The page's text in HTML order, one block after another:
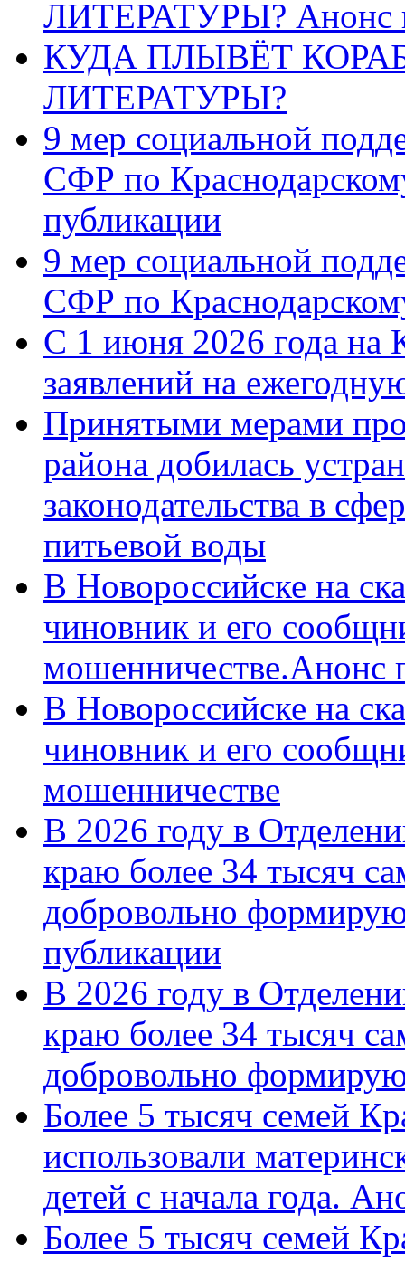
ЛИТЕРАТУРЫ? Анонс
КУДА ПЛЫВЁТ
ЛИТЕРАТУРЫ?
9 мер социальной
СФР по
публикации
9 мер социальной
СФР по
С 1 июня 2026 года на
заявлений на
Принятыми мерами
района добилась
законодательства в
питьевой воды
В Новороссийске на
чиновник и его
мошенничестве.Анонс
В Новороссийске на
чиновник и его
мошенничестве
В 2026 году в
краю более 34 тысяч
добровольно
публикации
В 2026 году в
краю более 34 тысяч
добровольно
Более 5 тысяч семей
использовали
детей с начала года.
Более 5 тысяч семей